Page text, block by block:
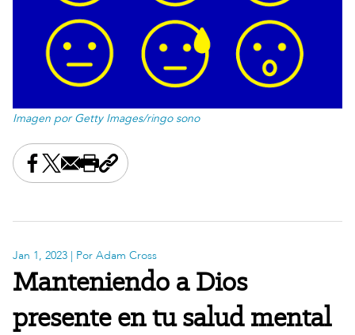
Imagen por Getty Images/ringo sono
Share this on Facebook
Share this on X
Share this by email
Print this page
Copy the page address
Jan 1, 2023 | Por Adam Cross
Manteniendo a Dios
presente en tu salud mental